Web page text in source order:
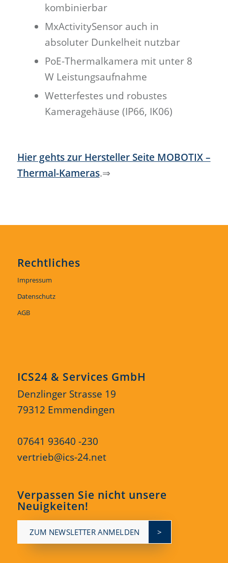
kombinierbar
MxActivitySensor auch in
absoluter Dunkelheit nutzbar
PoE-Thermalkamera mit unter 8
W Leistungsaufnahme
Wetterfestes und robustes
Kameragehäuse (IP66, IK06)
Hier gehts zur Hersteller Seite MOBOTIX –
Thermal-Kameras.⇒
Rechtliches
Impressum
Datenschutz
AGB
ICS24 & Services GmbH
Denzlinger Strasse 19
79312 Emmendingen
07641 93640 -230
vertrieb@ics-24.net
Verpassen Sie nicht unsere
Neuigkeiten!
ZUM NEWSLETTER ANMELDEN